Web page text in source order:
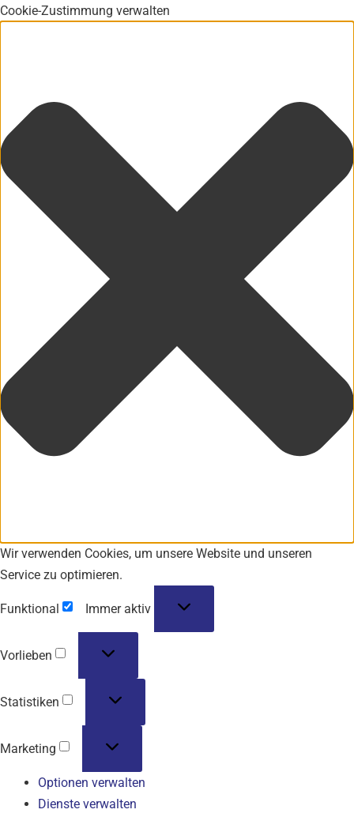
Cookie-Zustimmung verwalten
Wir verwenden Cookies, um unsere Website und unseren
Service zu optimieren.
Funktional Immer aktiv
Vorlieben
Statistiken
Marketing
Optionen verwalten
Dienste verwalten